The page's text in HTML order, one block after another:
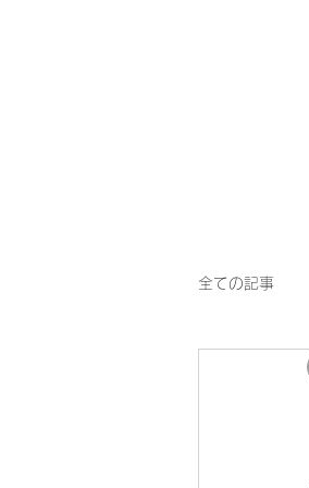
全ての記事